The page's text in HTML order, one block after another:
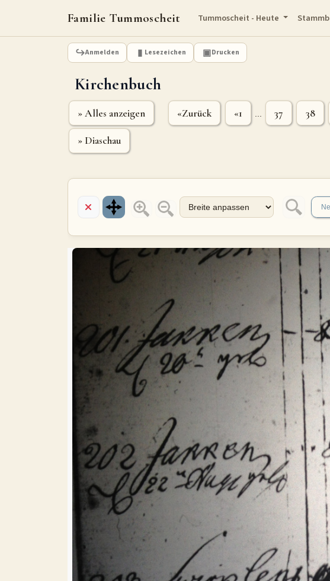
Familie Tummoscheit Tummoscheit - Heute
Anmelden Lesezeichen Drucken
Kirchenbuch
» Alles anzeigen «Zurück «1 37 38
» Diaschau